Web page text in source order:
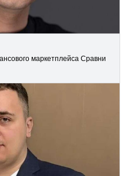
маркетплейса Сравни